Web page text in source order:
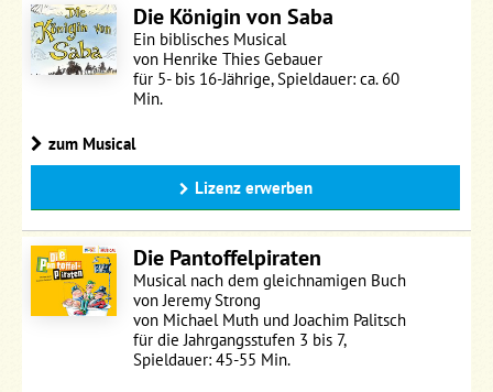
Die Königin von Saba
Ein biblisches Musical
von Henrike Thies Gebauer
für 5- bis 16-Jährige, Spieldauer: ca. 60
Min.
zum Musical
Lizenz erwerben
Die Pantoffelpiraten
Musical nach dem gleichnamigen Buch
von Jeremy Strong
von Michael Muth und Joachim Palitsch
für die Jahrgangsstufen 3 bis 7,
Spieldauer: 45-55 Min.